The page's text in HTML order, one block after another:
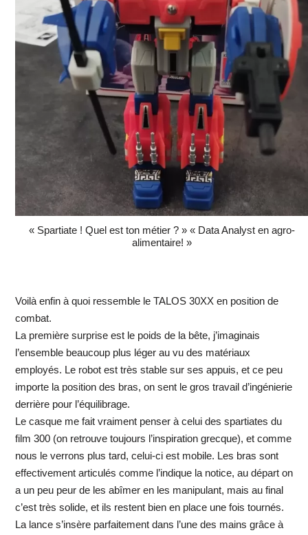
« Spartiate ! Quel est ton métier ? » « Data Analyst en agro-
alimentaire! »
Voilà enfin à quoi ressemble le TALOS 30XX en position de
combat.
La première surprise est le poids de la bête, j’imaginais
l’ensemble beaucoup plus léger au vu des matériaux
employés. Le robot est très stable sur ses appuis, et ce peu
importe la position des bras, on sent le gros travail d’ingénierie
derrière pour l’équilibrage.
Le casque me fait vraiment penser à celui des spartiates du
film 300 (on retrouve toujours l’inspiration grecque), et comme
nous le verrons plus tard, celui-ci est mobile. Les bras sont
effectivement articulés comme l’indique la notice, au départ on
a un peu peur de les abîmer en les manipulant, mais au final
c’est très solide, et ils restent bien en place une fois tournés.
La lance s’insère parfaitement dans l’une des mains grâce à